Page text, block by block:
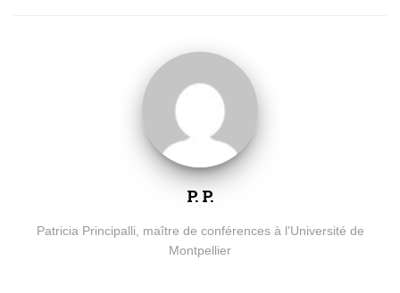
P. P.
Patricia Principalli, maître de conférences à l'Université de
Montpellier